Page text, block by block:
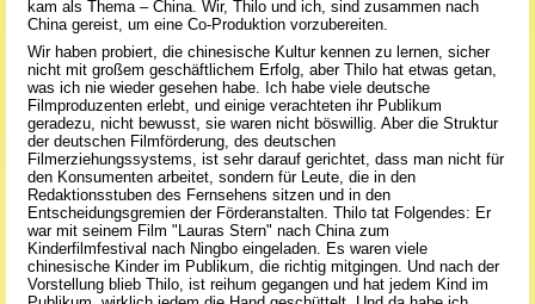
kam als Thema – China. Wir, Thilo und ich, sind zusammen nach
China gereist, um eine Co-Produktion vorzubereiten.
Wir haben probiert, die chinesische Kultur kennen zu lernen, sicher
nicht mit großem geschäftlichem Erfolg, aber Thilo hat etwas getan,
was ich nie wieder gesehen habe. Ich habe viele deutsche
Filmproduzenten erlebt, und einige verachteten ihr Publikum
geradezu, nicht bewusst, sie waren nicht böswillig. Aber die Struktur
der deutschen Filmförderung, des deutschen
Filmerziehungssystems, ist sehr darauf gerichtet, dass man nicht für
den Konsumenten arbeitet, sondern für Leute, die in den
Redaktionsstuben des Fernsehens sitzen und in den
Entscheidungsgremien der Förderanstalten. Thilo tat Folgendes: Er
war mit seinem Film "Lauras Stern" nach China zum
Kinderfilmfestival nach Ningbo eingeladen. Es waren viele
chinesische Kinder im Publikum, die richtig mitgingen. Und nach der
Vorstellung blieb Thilo, ist reihum gegangen und hat jedem Kind im